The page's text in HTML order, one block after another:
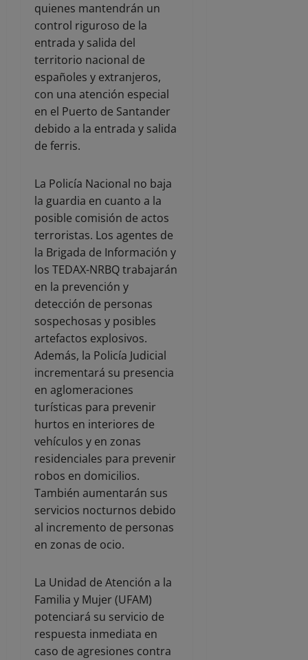
quienes mantendrán un
control riguroso de la
entrada y salida del
territorio nacional de
españoles y extranjeros,
con una atención especial
en el Puerto de Santander
debido a la entrada y salida
de ferris.
La Policía Nacional no baja
la guardia en cuanto a la
posible comisión de actos
terroristas. Los agentes de
la Brigada de Información y
los TEDAX-NRBQ trabajarán
en la prevención y
detección de personas
sospechosas y posibles
artefactos explosivos.
Además, la Policía Judicial
incrementará su presencia
en aglomeraciones
turísticas para prevenir
hurtos en interiores de
vehículos y en zonas
residenciales para prevenir
robos en domicilios.
También aumentarán sus
servicios nocturnos debido
al incremento de personas
en zonas de ocio.
La Unidad de Atención a la
Familia y Mujer (UFAM)
potenciará su servicio de
respuesta inmediata en
caso de agresiones contra